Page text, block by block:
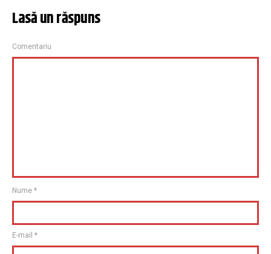
Lasă un răspuns
Comentariu
Nume *
E-mail *